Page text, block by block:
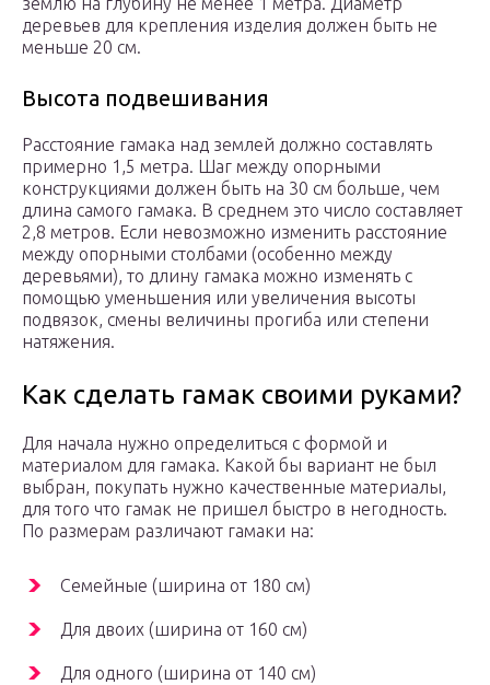
деревьев для крепления изделия должен быть не
меньше 20 см.
Высота подвешивания
Расстояние гамака над землей должно составлять
примерно 1,5 метра. Шаг между опорными
конструкциями должен быть на 30 см больше, чем
длина самого гамака. В среднем это число составляет
2,8 метров. Если невозможно изменить расстояние
между опорными столбами (особенно между
деревьями), то длину гамака можно изменять с
помощью уменьшения или увеличения высоты
подвязок, смены величины прогиба или степени
натяжения.
Как сделать гамак своими руками?
Для начала нужно определиться с формой и
материалом для гамака. Какой бы вариант не был
выбран, покупать нужно качественные материалы,
для того что гамак не пришел быстро в негодность.
По размерам различают гамаки на:
Семейные (ширина от 180 см)
Для двоих (ширина от 160 см)
Для одного (ширина от 140 см)